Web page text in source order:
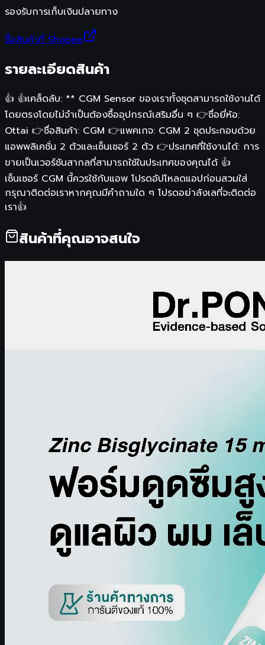
รองรับการเก็บเงินปลายทาง
ซื้อสินค้าที่ Shopee
รายละเอียดสินค้า
👍 👍เคล็ดลับ: ** CGM Sensor ของเราทั้งชุดสามารถใช้งานได้
โดยตรงโดยไม่จำเป็นต้องซื้ออุปกรณ์เสริมอื่น ๆ 👉ชื่อยี่ห้อ:
Ottai 👉ชื่อสินค้า: CGM 👉แพคเกจ: CGM 2 ชุดประกอบด้วย
แอพพลิเคชั่น 2 ตัวและเซ็นเซอร์ 2 ตัว 👉ประเทศที่ใช้งานได้: การ
ขายเป็นเวอร์ชันสากลที่สามารถใช้ในประเทศของคุณได้ 👍
เซ็นเซอร์ CGM นี้ควรใช้กับแอพ โปรดอัปโหลดแอปก่อนสวมใส่
กรุณาติดต่อเราหากคุณมีคำถามใด ๆ โปรดอย่าลังเลที่จะติดต่อ
เรา👍
สินค้าที่คุณอาจสนใจ